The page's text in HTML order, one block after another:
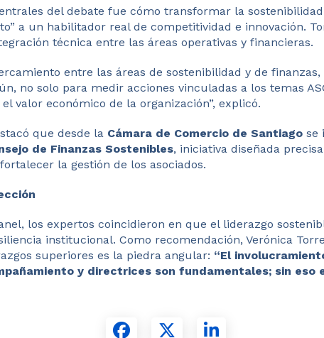
del debate fue cómo transformar la
a un habilitador real de competitividad e innovación.
técnica entre las áreas operativas y financieras.
entre las áreas de sostenibilidad y de
no solo para medir acciones vinculadas a los temas
valor económico de la organización”, explicó.
que desde la Cámara de Comercio de Santiago se
de Finanzas Sostenibles, iniciativa diseñada
la gestión de los asociados.
los expertos coincidieron en que el liderazgo
institucional. Como recomendación, Verónica
superiores es la piedra angular: “El
y directrices son fundamentales; sin eso